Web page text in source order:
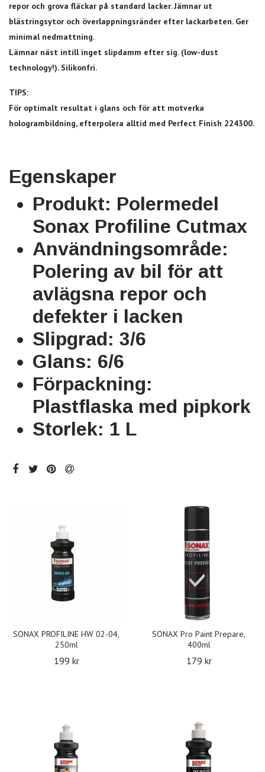
repor och grova fläckar på standard lacker. Jämnar ut
blästringsytor och överlappningsränder efter lackarbeten. Ger
minimal nedmattning.
Lämnar näst intill inget slipdamm efter sig. (low-dust
technology!). Silikonfri.
TIPS:
För optimalt resultat i glans och för att motverka
hologrambildning, efterpolera alltid med Perfect Finish 224300.
Egenskaper
Produkt: Polermedel
Sonax Profiline Cutmax
Användningsområde:
Polering av bil för att
avlägsna repor och
defekter i lacken
Slipgrad: 3/6
Glans: 6/6
Förpackning:
Plastflaska med pipkork
Storlek: 1 L
SONAX PROFILINE HW 02-04,
250ml
199 kr
SONAX Pro Paint Prepare,
400ml
179 kr